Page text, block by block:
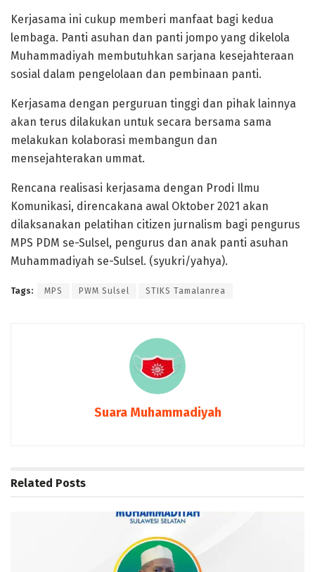
Kerjasama ini cukup memberi manfaat bagi kedua
lembaga. Panti asuhan dan panti jompo yang dikelola
Muhammadiyah membutuhkan sarjana kesejahteraan
sosial dalam pengelolaan dan pembinaan panti.
Kerjasama dengan perguruan tinggi dan pihak lainnya
akan terus dilakukan untuk secara bersama sama
melakukan kolaborasi membangun dan
mensejahterakan ummat.
Rencana realisasi kerjasama dengan Prodi Ilmu
Komunikasi, direncakana awal Oktober 2021 akan
dilaksanakan pelatihan citizen jurnalism bagi pengurus
MPS PDM se-Sulsel, pengurus dan anak panti asuhan
Muhammadiyah se-Sulsel. (syukri/yahya).
Tags: MPS PWM Sulsel STIKS Tamalanrea
Suara Muhammadiyah
Related Posts